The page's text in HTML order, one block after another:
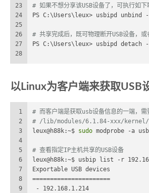
23
24
25
26
27
28
# 如果不想分享该USB设备了，可执行如下
PS C:\Users\leux> usbipd unbind
# 共享完成后，既可物理断开USB设备，或
PS C:\Users\leux> usbipd detach
以Linux为客户端来获取USB
1
2
3
4
5
6
7
8
9
# 而客户端是获取usb设备信息的一端
# /lib/modules/6.1.84-xxx/
leux@h88k:~$ sudo modprobe -a
# 查看指定IP主机共享的USB设备
leux@h88k:~$ usbip list -r
Exportable USB devices
======================
- 192.168.1.214